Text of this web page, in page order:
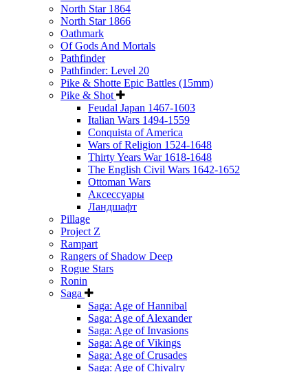
North Star 1864
North Star 1866
Oathmark
Of Gods And Mortals
Pathfinder
Pathfinder: Level 20
Pike & Shotte Epic Battles (15mm)
Pike & Shot
Feudal Japan 1467-1603
Italian Wars 1494-1559
Conquista of America
Wars of Religion 1524-1648
Thirty Years War 1618-1648
The English Civil Wars 1642-1652
Ottoman Wars
Аксессуары
Ландшафт
Pillage
Project Z
Rampart
Rangers of Shadow Deep
Rogue Stars
Ronin
Saga
Saga: Age of Hannibal
Saga: Age of Alexander
Saga: Age of Invasions
Saga: Age of Vikings
Saga: Age of Crusades
Saga: Age of Chivalry